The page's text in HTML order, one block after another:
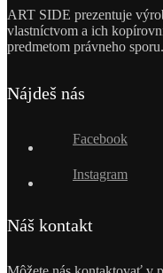
ART SIDE prezentuje
vlastníctvom a ich
predmetom právneho sporu.
Nájdeš nás
Facebook
Instagram
Náš kontakt